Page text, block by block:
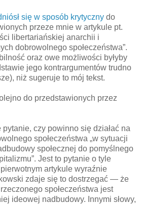
się w sposób krytyczny do
przeze mnie w artykule pt.
libertariańskiej anarchii i
dobrowolnego społeczeństwa”.
oraz owe możliwości byłyby
jego kontrargumentów trudno
niż sugeruje to mój tekst.
do przedstawionych przez
czy powinno się działać na
społeczeństwa „w sytuacji
społecznej do pomyślnego
Jest to pytanie o tyle
artykule wyraźnie
zdaje się to dostrzegać — że
społeczeństwa jest
ideowej nadbudowy. Innymi słowy,